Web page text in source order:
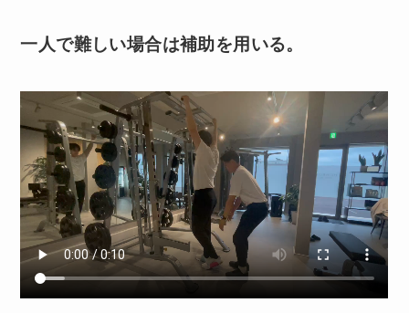
一人で難しい場合は補助を用いる。